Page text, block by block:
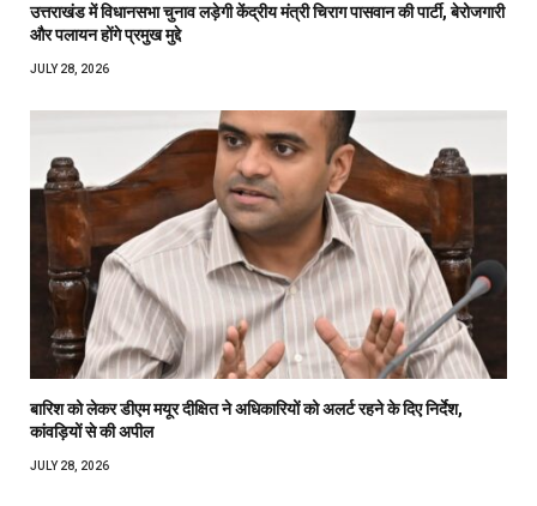
उत्तराखंड में विधानसभा चुनाव लड़ेगी केंद्रीय मंत्री चिराग पासवान की पार्टी, बेरोजगारी
और पलायन होंगे प्रमुख मुद्दे
JULY 28, 2026
बारिश को लेकर डीएम मयूर दीक्षित ने अधिकारियों को अलर्ट रहने के दिए निर्देश,
कांवड़ियों से की अपील
JULY 28, 2026